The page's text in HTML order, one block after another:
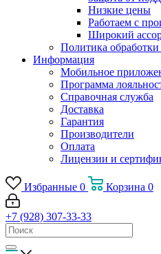
Низкие цены
Работаем с
Широкий
Политика
Информация
Мобильное
Программа
Справочная служба
Доставка
Гарантия
Производители
Оплата
Лицензии и
Избранные 0 Корзина 0
+7 (928) 307-33-33